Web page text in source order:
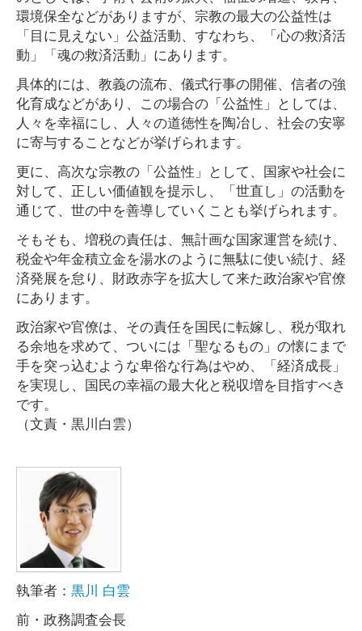
環境保全などがありますが、宗教の最大の公益性は
「目に見えない」公益活動、すなわち、「心の救済活
動」「魂の救済活動」にあります。
具体的には、教義の流布、儀式行事の開催、信者の強
化育成などがあり、この場合の「公益性」としては、
人々を幸福にし、人々の道徳性を陶冶し、社会の安寧
に寄与することなどが挙げられます。
更に、高次な宗教の「公益性」として、国家や社会に
対して、正しい価値観を提示し、「世直し」の活動を
通じて、世の中を善導していくことも挙げられます。
そもそも、増税の責任は、無計画な国家運営を続け、
税金や年金積立金を湯水のように無駄に使い続け、経
済発展を怠り、財政赤字を拡大して来た政治家や官僚
にあります。
政治家や官僚は、その責任を国民に転嫁し、税が取れ
る余地を求めて、ついには「聖なるもの」の懐にまで
手を突っ込むような卑俗な行為はやめ、「経済成長」
を実現し、国民の幸福の最大化と税収増を目指すべき
です。
（文責・黒川白雲）
執筆者： 黒川 白雲
前・政務調査会長